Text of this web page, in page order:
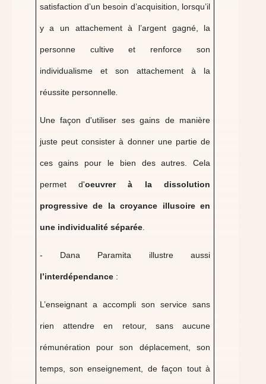
satisfaction d’un besoin d’acquisition, lorsqu’il
y a un attachement à l’argent gagné, la
personne cultive et renforce son
individualisme et son attachement à la
réussite personnelle.
Une façon d'utiliser ses gains de manière
juste peut consister à donner une partie de
ces gains pour le bien des autres. Cela
permet d'oeuvrer à la dissolution
progressive de la croyance illusoire en
une individualité séparée.
- Dana Paramita illustre aussi
l’interdépendance :
L’enseignant a accompli son service sans
rien attendre en retour, sans aucune
rémunération pour son déplacement, son
temps, son enseignement, de façon tout à